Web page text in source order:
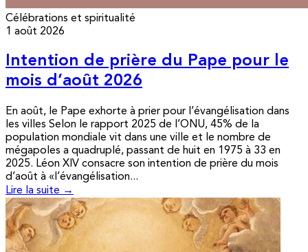
Célébrations et spiritualité
1 août 2026
Intention de prière du Pape pour le
mois d’août 2026
En août, le Pape exhorte à prier pour l’évangélisation dans
les villes Selon le rapport 2025 de l’ONU, 45% de la
population mondiale vit dans une ville et le nombre de
mégapoles a quadruplé, passant de huit en 1975 à 33 en
2025. Léon XIV consacre son intention de prière du mois
d’août à «l’évangélisation...
Lire la suite →